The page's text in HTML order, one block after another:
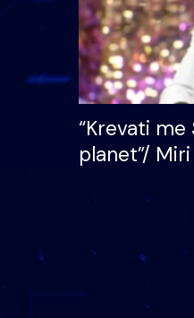
“Krevati
planet”/
mungojë